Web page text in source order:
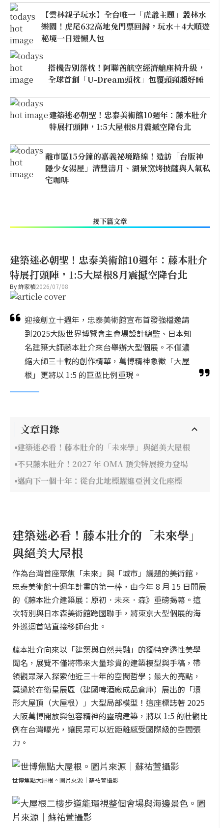
【雲林親子玩水】全台唯一「虎爺主題」叢林水
樂園！虎尾632高地免門票回歸，玩水＋4大順遊
秘境一日遊懶人包
搭機告別落枕！阿聯酋航空經濟艙座椅升級，
全球首創「U-Dream頭枕」包覆頭頸超好睡
建築迷必朝聖！忠泰美術館10週年：藤本壯介
特展打頭陣，1:5大屋根8月震撼空降台北
離市區15分鐘的嘉義祕境路線！造訪「台版神
隱少女湯屋」清豐濤月、湖景窯烤披薩與人氣私
宅咖啡
接下篇文章
建築迷必朝聖！忠泰美術館10週年：藤本壯介
特展打頭陣，1:5大屋根8月震撼空降台北
By許家禎2026/07/08
迎接創立十週年，忠泰美術館宣布首發強檔邀請
到2025大阪世界博覽會主會場設計總監、日本知
名建築大師藤本壯介來台舉辦大型個展。不僅濃
縮大師三十載的創作精華，萬博精神象徵「大屋
根」更將以 1:5 的巨型比例重現。
文章目錄
建築迷必看！藤本壯介的「未來學」與絕美大屋根
不只藤本壯介！2027 年 OMA 頂尖特展接力登場
邁向下一個十年：從台北地標躍進亞洲文化座標
建築迷必看！藤本壯介的「未來學」
與絕美大屋根
作為台灣首座聚焦「未來」與「城市」議題的美術館，
忠泰美術館十週年計畫的第一棒，由今年 8 月 15 日開展
的《藤本壯介建築展：原初．未來．森》重磅揭幕。這
次特別與日本森美術館跨國聯手，將東京大型個展的海
外巡迴首站直接移師台北。
藤本壯介向來以「建築與自然共融」的獨特穿透性美學
聞名，展覽不僅將帶來大量珍貴的建築模型與手稿，帶
領觀眾深入探索他近三十年的空間哲學；最大的亮點，
莫過於在衛星展區（建國啤酒廠成品倉庫）展出的「環
形大屋頂（大屋根）」大型局部模型！這座標誌著 2025
大阪萬博開放與包容精神的靈魂建築，將以 1:5 的壯觀比
例在台灣曝光，讓民眾可以近距離感受國際級的空間張
力。
世博焦點大屋根。圖片來源｜蘇祐萱攝影